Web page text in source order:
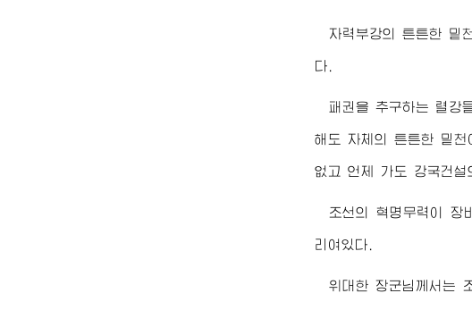
자력부강의 튼튼한 밑
다.
패권을 추구하는 렬강
해도 자체의 튼튼한 밑
없고 언제 가도 강국건설
조선의 혁명무력이 장
리여있다.
위대한 장군님께서는